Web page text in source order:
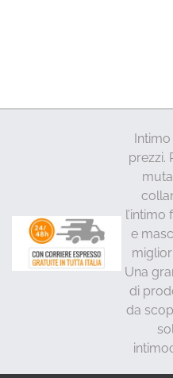
prezzi.
l’intimo
e
Una
di
da